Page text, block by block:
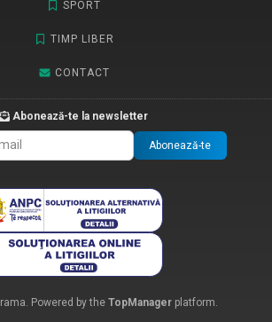
SPORT
TIMP LIBER
CONTACT
Abonează-te la newsletter
Abonează-te
Powered by the TopManager platform.